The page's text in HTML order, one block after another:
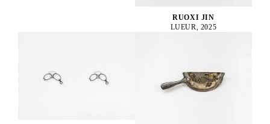
RUOXI JIN
LUEUR, 2025